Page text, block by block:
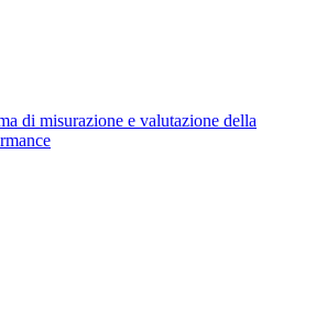
di misurazione e valutazione della